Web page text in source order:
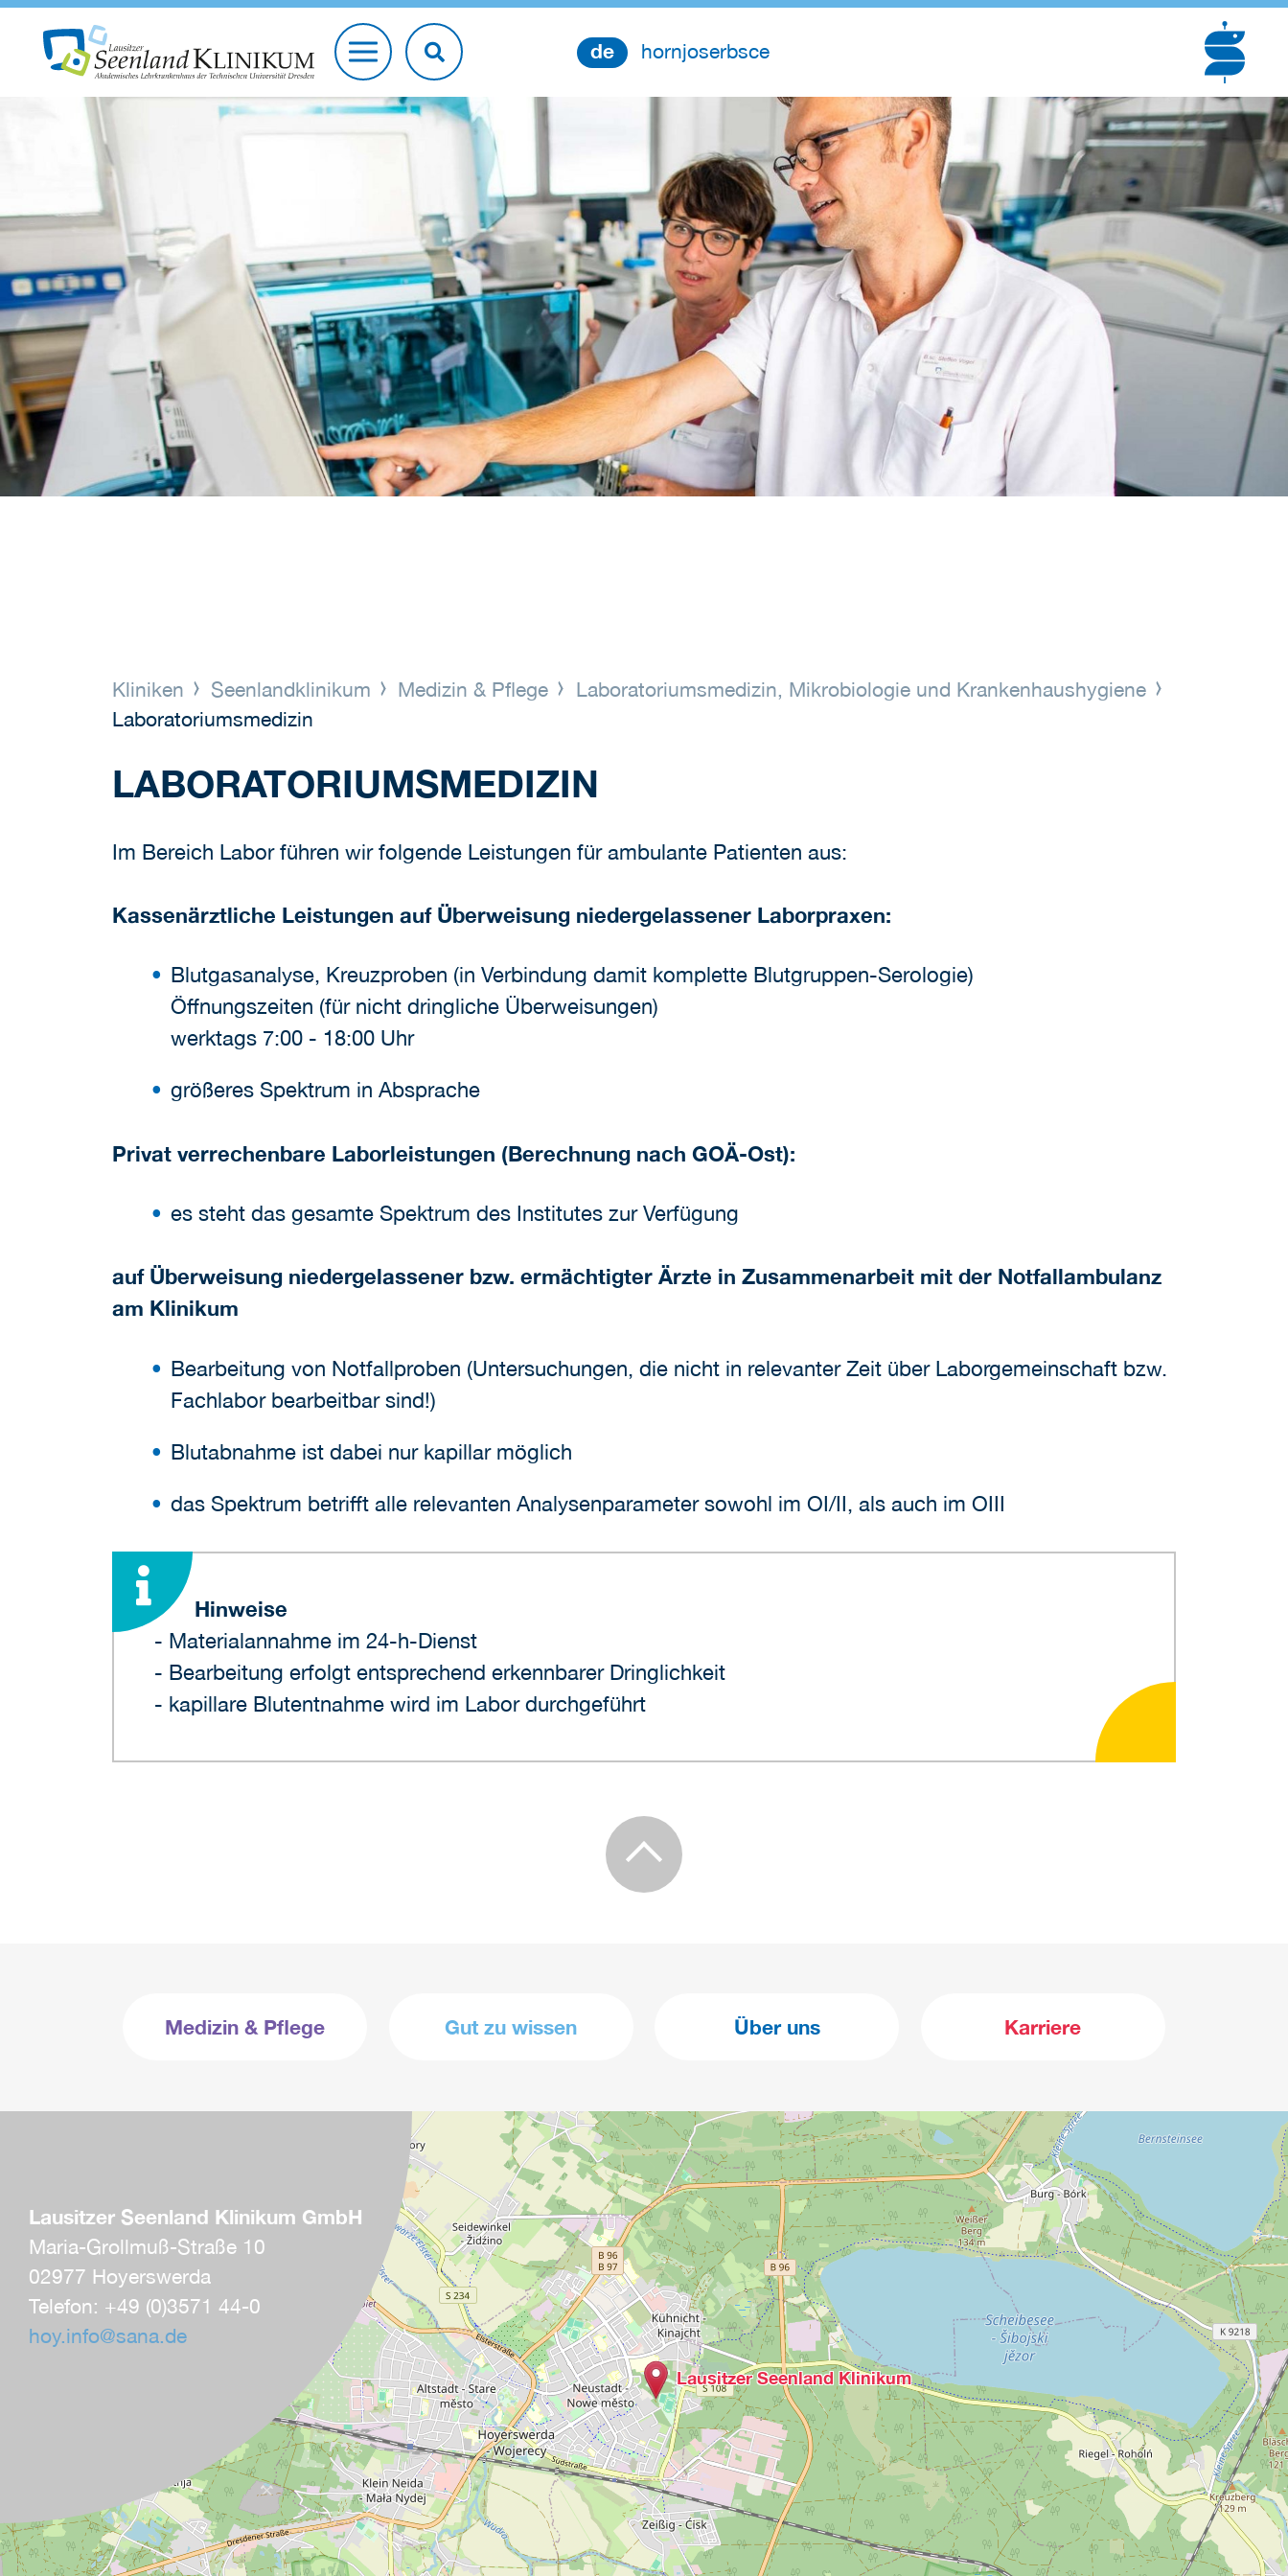
de hornjoserbsce
Kliniken Seenlandklinikum Medizin & Pflege
Laboratoriumsmedizin, Mikrobiologie und Krankenhaushygiene
Laboratoriumsmedizin
LABORATORIUMSMEDIZIN
Im Bereich Labor führen wir folgende Leistungen für ambulante Patienten aus:
Kassenärztliche Leistungen auf Überweisung niedergelassener Laborpraxen:
Blutgasanalyse, Kreuzproben (in Verbindung damit komplette Blutgruppen-Serologie)
Öffnungszeiten (für nicht dringliche Überweisungen)
werktags 7:00 - 18:00 Uhr
größeres Spektrum in Absprache
Privat verrechenbare Laborleistungen (Berechnung nach GOÄ-Ost):
es steht das gesamte Spektrum des Institutes zur Verfügung
auf Überweisung niedergelassener bzw. ermächtigter Ärzte in Zusammenarbeit mit der Notfallambulanz
am Klinikum
Bearbeitung von Notfallproben (Untersuchungen, die nicht in relevanter Zeit über Laborgemeinschaft bzw.
Fachlabor bearbeitbar sind!)
Blutabnahme ist dabei nur kapillar möglich
das Spektrum betrifft alle relevanten Analysenparameter sowohl im OI/II, als auch im OIII
Hinweise
- Materialannahme im 24-h-Dienst
- Bearbeitung erfolgt entsprechend erkennbarer Dringlichkeit
- kapillare Blutentnahme wird im Labor durchgeführt
Medizin & Pflege Gut zu wissen Über uns Karriere
Lausitzer Seenland Klinikum
Lausitzer Seenland Klinikum GmbH
Maria-Grollmuß-Straße 10
02977 Hoyerswerda
Telefon: +49 (0)3571 44-0
hoy.info@sana.de